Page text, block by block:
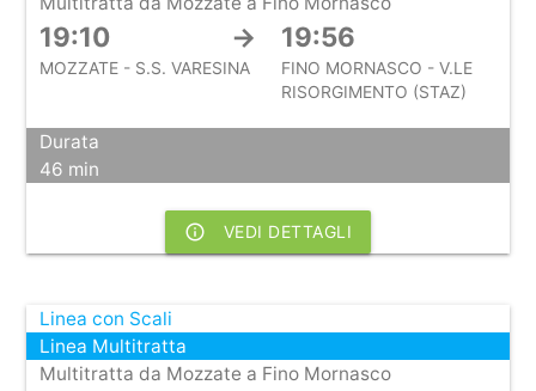
19:10 → 19:56
MOZZATE - S.S. VARESINA
FINO MORNASCO - V.LE
RISORGIMENTO (STAZ)
Durata
46 min
info_outline VEDI DETTAGLI
Linea con Scali
Linea Multitratta
Multitratta da Mozzate a Fino Mornasco